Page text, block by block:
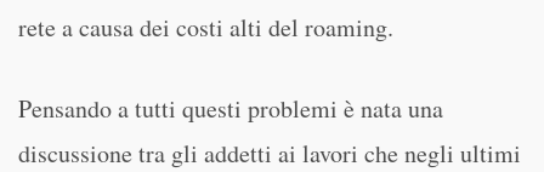
rete a causa dei costi alti del roaming.
Pensando a tutti questi problemi è nata una
discussione tra gli addetti ai lavori che negli ultimi